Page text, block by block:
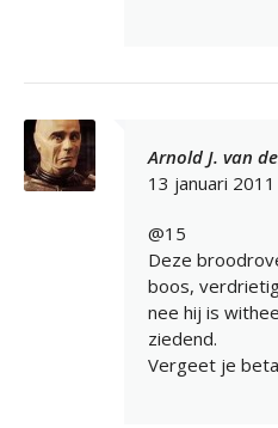
Arnold J. van
13 januari
@15
Deze
boos,
nee hij is
ziedend.
Vergeet je